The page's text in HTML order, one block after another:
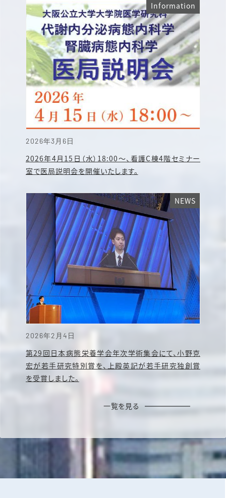
2026年3月6日
Information
2026年4月15日（水）18:00～、看護C棟4階セミナー
室で医局説明会を開催いたします。
2026年2月4日
NEWS
第29回日本病態栄養学会年次学術集会にて、小野克
宏が若手研究特別賞を、上殿英記が若手研究独創賞
を受賞しました。
一覧を見る